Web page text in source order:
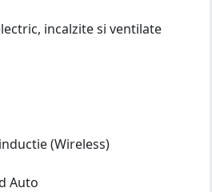
incalzite si ventilate
(Wireless)
Auto